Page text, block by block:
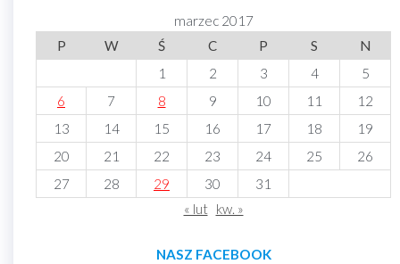
marzec 2017
P
W Ś C P S
N
1
2 3 4
5
6
7 8 9 10 11
12
13
14 15 16 17 18
19
20
21 22 23 24 25
26
27
28 29 30
31
« lut kw. »
NASZ FACEBOOK